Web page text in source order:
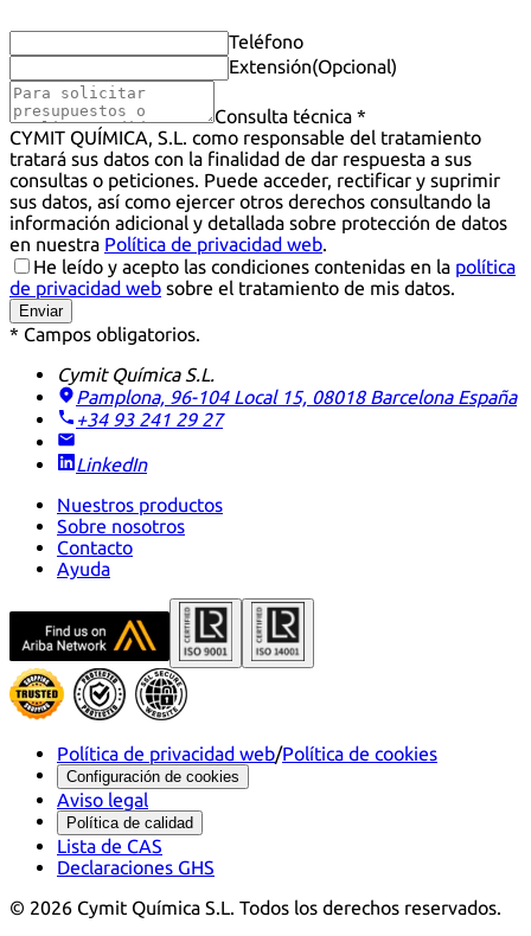
Teléfono
Extensión(Opcional)
Consulta técnica *
CYMIT QUÍMICA, S.L. como responsable del tratamiento
tratará sus datos con la finalidad de dar respuesta a sus
consultas o peticiones. Puede acceder, rectificar y suprimir
sus datos, así como ejercer otros derechos consultando la
información adicional y detallada sobre protección de datos
en nuestra Política de privacidad web.
He leído y acepto las condiciones contenidas en la política
de privacidad web sobre el tratamiento de mis datos.
Enviar
* Campos obligatorios.
Cymit Química S.L.
Pamplona, 96-104 Local 15, 08018 Barcelona España
+34 93 241 29 27
LinkedIn
Nuestros productos
Sobre nosotros
Contacto
Ayuda
Política de privacidad web/Política de cookies
Configuración de cookies
Aviso legal
Política de calidad
Lista de CAS
Declaraciones GHS
© 2026 Cymit Química S.L. Todos los derechos reservados.